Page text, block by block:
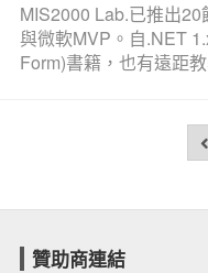
MIS2000 Lab.已推出
與微軟MVP。自.NET
Form)書籍，也有遠距
贊助商連結